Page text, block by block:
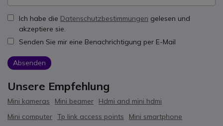
Ich habe die Datenschutzbestimmungen gelesen und
akzeptiere sie.
Senden Sie mir eine Benachrichtigung per E-Mail
Absenden
Unsere Empfehlung
Mini kameras Mini beamer
Hdmi and mini hdmi
Mini computer Tp link access points
Mini smartphone